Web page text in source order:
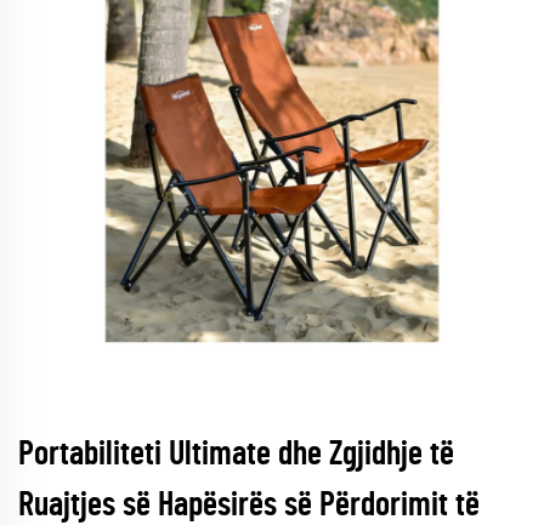
Portabiliteti Ultimate dhe Zgjidhje të
Ruajtjes së Hapësirës së Përdorimit të